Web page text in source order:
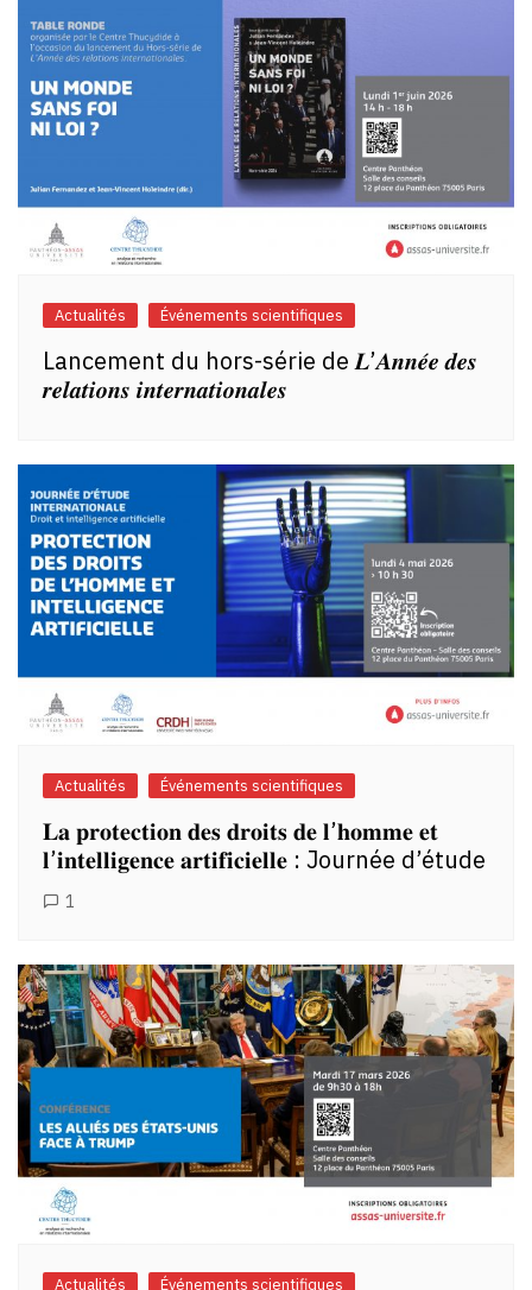
Actualités Événements scientifiques
Lancement du hors-série de 𝑳’𝑨𝒏𝒏𝒆́𝒆 𝒅𝒆𝒔
𝒓𝒆𝒍𝒂𝒕𝒊𝒐𝒏𝒔 𝒊𝒏𝒕𝒆𝒓𝒏𝒂𝒕𝒊𝒐𝒏𝒂𝒍𝒆𝒔
Actualités Événements scientifiques
𝐋𝐚 𝐩𝐫𝐨𝐭𝐞𝐜𝐭𝐢𝐨𝐧 𝐝𝐞𝐬 𝐝𝐫𝐨𝐢𝐭𝐬 𝐝𝐞 𝐥’𝐡𝐨𝐦𝐦𝐞 𝐞𝐭
𝐥’𝐢𝐧𝐭𝐞𝐥𝐥𝐢𝐠𝐞𝐧𝐜𝐞 𝐚𝐫𝐭𝐢𝐟𝐢𝐜𝐢𝐞𝐥𝐥𝐞 : Journée d’étude
1
Actualités Événements scientifiques